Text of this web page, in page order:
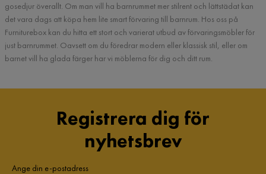
gosedjur överallt. Om man vill ha barnrummet mer stilrent och lättstädat kan
det vara dags att köpa hem lite smart förvaring till barnrum. Hos oss på
Furniturebox kan du hitta ett stort och varierat utbud av förvaringsmöbler för
just barnrummet. Oavsett om du föredrar modern eller klassisk stil, eller om
barnet vill ha glada färger har vi möblerna för dig och ditt rum.
Registrera dig för
nyhetsbrev
Ange din e-postadress